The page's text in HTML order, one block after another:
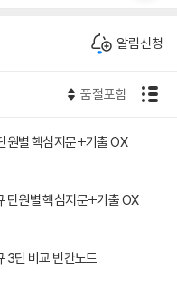
알림신청
품절포함
원별 핵심지문+기출 OX
단원별 핵심지문+기출 OX
3단 비교 빈칸노트